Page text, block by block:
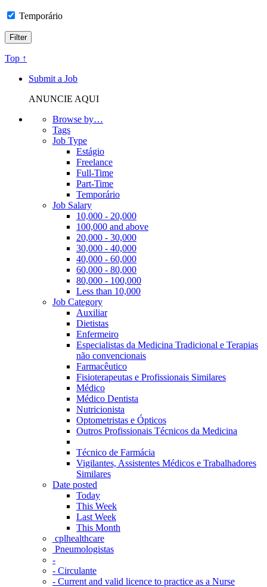
Temporário
Top ↑
Submit a Job
ANUNCIE AQUI
Browse by…
Tags
Job Type
Estágio
Freelance
Full-Time
Part-Time
Temporário
Job Salary
10,000 - 20,000
100,000 and above
20,000 - 30,000
30,000 - 40,000
40,000 - 60,000
60,000 - 80,000
80,000 - 100,000
Less than 10,000
Job Category
Auxiliar
Dietistas
Enfermeiro
Especialistas da Medicina Tradicional e Terapias
não convencionais
Farmacêutico
Fisioterapeutas e Profissionais Similares
Médico
Médico Dentista
Nutricionista
Optometristas e Ópticos
Outros Profissionais Técnicos da Medicina
Técnico de Farmácia
Vigilantes, Assistentes Médicos e Trabalhadores
Similares
Date posted
Today
This Week
Last Week
This Month
‎ cplhealthcare‬
Pneumologistas
-
- Circulante
- Current and valid licence to practice as a Nurse